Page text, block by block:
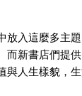
入這麼多主題
而新書店們提
與人生樣貌，